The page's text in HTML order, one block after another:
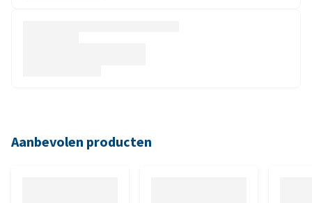
Aanbevolen producten